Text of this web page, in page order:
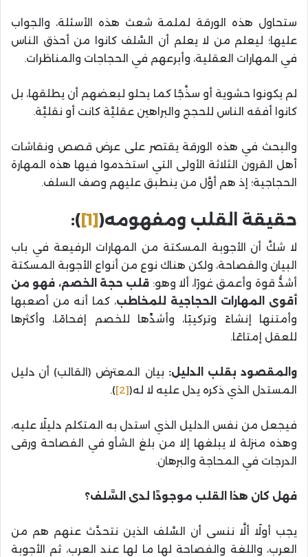
ستحاول هذه الورقة لملمة شعث هذه الأسئلة، والجواب
عليها؛ ليعلم من لا يعلم أن السَّلف كانوا من أحذق الناس
في المهارات العقلية، وأبرعهم في الحجاجات والمناظرات.
لم يكونوا حشوية أو سذَّجًا كما يحلو لبعضهم أن يطلقها، بل
كانوا أفقه الناس للحجج والبراهين عقليَّة كانت أو نقليَّة.
والبحث في هذه الورقة يقتصر على عرض قصص ونقاشات
أهل القرون الثلاثة الأولى التي استخدموا فيها هذه المهارة
الحجاجية؛ إذ هم أوَّل من ينطبق عليهم وصف السلف.
حقيقة القلب ومفهومه( [1]
):
لا شكَّ أن الأجوبة المسكتة من المهارات الرفيعة في باب
البيان والفصاحة، ولكن هناك نوع من أنواع الأجوبة المسكتة
أشدُّ قوة وأعمق غورًا، ألا وهو: قلب حجة الخصم، فهو من
أقوى المهارات الحجاجية للمخاطب، كما أنه من أصعبها
وأمتنها إنشاءً وتركيبًا، وأشدِّها للخصم إفحامًا، وأكثرها
للعقل إمتاعًا.
والمقصود بقلب الدليل: بيان المعترض (القالب) أن دليل
المستدل الذي ذكره يدل عليه لا له([2]
).
فيجعل من نفس الدليل الذي استدل به المتكلم دليلًا عليه،
وهذه منزلة لا يبلغها إلا من بلغ الشأو في الفصاحة ورقى
الدرجات في المحاجة والبرهان.
فهل كان هذا القلب موجودًا لدى السَّلف؟
يجب أولًا ألَّا ننسى أن السَّلف الذين نتحدَّث عنهم هم من
العرب، واللغة والفصاحة لها ما لها عند العرب، ثم الأجوبة